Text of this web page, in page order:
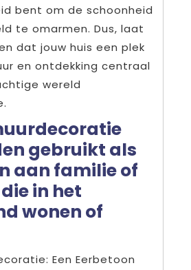
bent om de schoonheid
te omarmen. Dus, laat
dat jouw huis een plek
en ontdekking centraal
wereld
gebruikt als
aan familie of
in het
wonen of
Een Eerbetoon